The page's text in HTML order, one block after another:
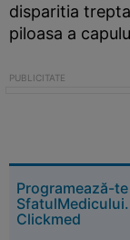
disparitia
piloasa a
Programează-
Clickmed